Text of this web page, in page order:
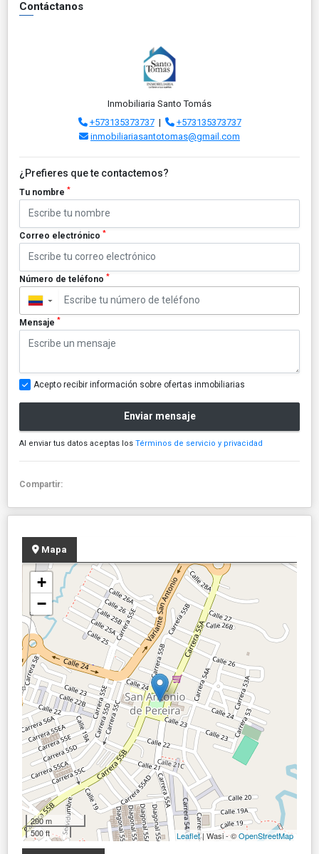
Contáctanos
Inmobiliaria Santo Tomás
+573135373737|
+573135373737
inmobiliariasantotomas@gmail.com
¿Prefieres que te contactemos?
Tu nombre *
Correo electrónico *
Número de teléfono *
▼
Mensaje *
Acepto recibir información sobre ofertas inmobiliarias
Enviar mensaje
Al enviar tus datos aceptas los Términos de servicio y privacidad
Compartir:
Mapa
+
−
200 m
500 ft
Leaflet| Wasi - ©OpenStreetMap